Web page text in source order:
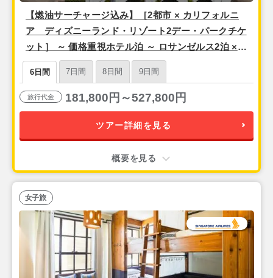
【燃油サーチャージ込み】［2都市 × カリフォルニ
ア ディズニーランド・リゾート2デー・パークチケ
ット］ ～ 価格重視ホテル泊 ～ ロサンゼルス2泊 ×
アナハイム2泊 6日 【成田発／シンガポール航空利
用】
6日間 7日間 8日間 9日間
旅行代金 181,800円～527,800円
ツアー詳細を見る
概要を見る
女子旅